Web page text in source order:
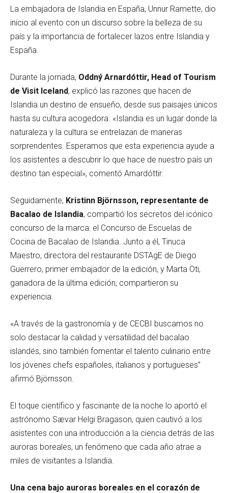
La embajadora de Islandia en España, Unnur Ramette, dio
inicio al evento con un discurso sobre la belleza de su
país y la importancia de fortalecer lazos entre Islandia y
España.
Durante la jornada, Oddný Arnardóttir, Head of Tourism
de Visit Iceland, explicó las razones que hacen de
Islandia un destino de ensueño, desde sus paisajes únicos
hasta su cultura acogedora. «Islandia es un lugar donde la
naturaleza y la cultura se entrelazan de maneras
sorprendentes. Esperamos que esta experiencia ayude a
los asistentes a descubrir lo que hace de nuestro país un
destino tan especial», comentó Arnardóttir.
Seguidamente, Kristinn Björnsson, representante de
Bacalao de Islandia, compartió los secretos del icónico
concurso de la marca: el Concurso de Escuelas de
Cocina de Bacalao de Islandia. Junto a él, Tinuca
Maestro, directora del restaurante DSTAgE de Diego
Guerrero, primer embajador de la edición, y Marta Oti,
ganadora de la última edición, compartieron su
experiencia.
«A través de la gastronomía y de CECBI buscamos no
solo destacar la calidad y versatilidad del bacalao
islandés, sino también fomentar el talento culinario entre
los jóvenes chefs españoles, italianos y portugueses”
afirmó Björnsson.
El toque científico y fascinante de la noche lo aportó el
astrónomo Sævar Helgi Bragason, quien cautivó a los
asistentes con una introducción a la ciencia detrás de las
auroras boreales, un fenómeno que cada año atrae a
miles de visitantes a Islandia.
Una cena bajo auroras boreales en el corazón de